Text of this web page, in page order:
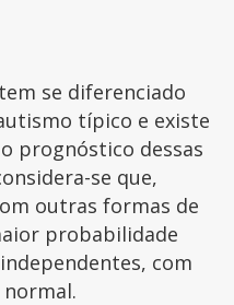
se diferenciado
típico e existe
prognóstico dessas
se que,
outras formas de
probabilidade
com